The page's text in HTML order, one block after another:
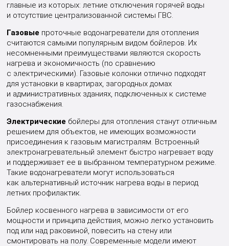
главные из которых: летние отключения горячей воды
и отсутствие централизованной системы ГВС.
Газовые проточные водонагреватели для отопления
считаются самыми популярным видом бойлеров. Их
несомненными преимуществами являются скорость
нагрева и экономичность (по сравнению
с электрическими). Газовые колонки отлично подходят
для установки в квартирах, загородных домах
и административных зданиях, подключенных к системе
газоснабжения.
Электрические бойлеры для отопления станут отличным
решением для объектов, не имеющих возможности
присоединения к газовым магистралям. Встроенный
электронагревательный элемент быстро нагревает воду
и поддерживает ее в выбранном температурном режиме.
Такие водонагреватели могут использоваться
как альтернативный источник нагрева воды в период
летних профилактик.
Бойлер косвенного нагрева в зависимости от его
мощности и принципа действия, можно легко установить
под или над раковиной, повесить на стену или
смонтировать на полу. Современные модели имеют